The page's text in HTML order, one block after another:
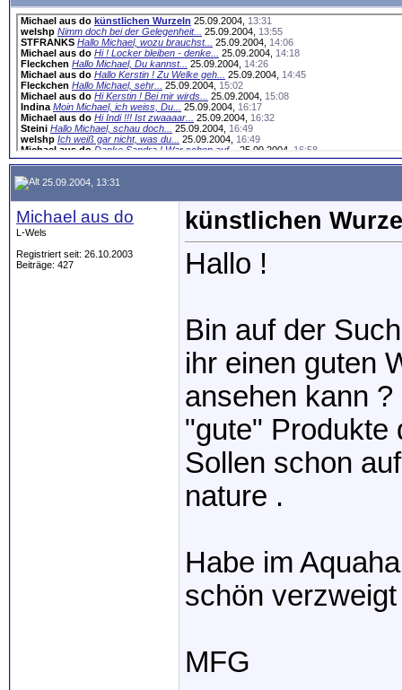
Michael aus do künstlichen Wurzeln 25.09.2004, 13:31
welshp Nimm doch bei der Gelegenheit... 25.09.2004, 13:55
STFRANKS Hallo Michael, wozu brauchst... 25.09.2004, 14:06
Michael aus do Hi ! Locker bleiben - denke... 25.09.2004, 14:18
Fleckchen Hallo Michael, Du kannst... 25.09.2004, 14:26
Michael aus do Hallo Kerstin ! Zu Welke geh... 25.09.2004, 14:45
Fleckchen Hallo Michael, sehr... 25.09.2004, 15:02
Michael aus do Hi Kerstin ! Bei mir wirds... 25.09.2004, 15:08
Indina Moin Michael, ich weiss, Du... 25.09.2004, 16:17
Michael aus do Hi Indi !!! Ist zwaaaar... 25.09.2004, 16:32
Steini Hallo Michael, schau doch... 25.09.2004, 16:49
welshp Ich weiß gar nicht, was du... 25.09.2004, 16:49
Michael aus do Danke Sandra ! War schon auf... 25.09.2004, 16:58
welshp Mensch dann sag das doch...25.09.2004,17:12
25.09.2004, 13:31
Michael aus do
L-Wels
Registriert seit: 26.10.2003
Beiträge: 427
künstlichen
Hallo !
Bin auf der
ihr einen guten
ansehen kann
"gute" Produkte
Sollen schon
nature .
Habe im
schön
MFG